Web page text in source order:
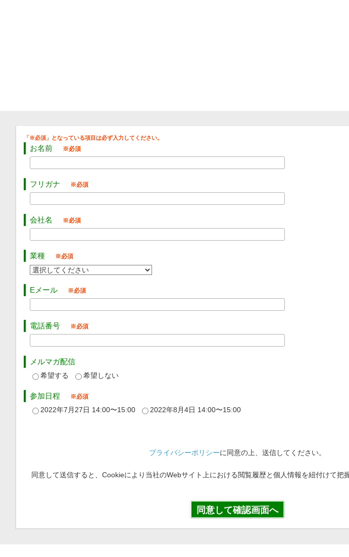
お名前
フリガナ
会社名
業種
Eメール
電話番号
メルマガ配信
希望する 希望しない
参加日程
2022年7月27日 14:00〜15:00 2022年8月4日 14:00〜15:00
プライバシーポリシーに同意の上、送信してください。
同意して送信すると、Cookieにより当社のWebサイト上における閲覧履歴と個人情報を紐付けて把